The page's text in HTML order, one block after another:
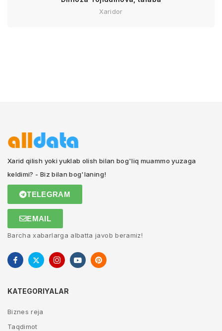
Xaridor
Xarid qilish yoki yuklab olish bilan bog'liq muammo yuzaga
keldimi? - Biz bilan bog'laning!
TELEGRAM
EMAIL
Barcha xabarlarga albatta javob beramiz!
KATEGORIYALAR
Biznes reja
Taqdimot